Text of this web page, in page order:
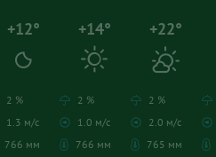
+12°
2 %
1.3 м/с
766 мм
+14°
2 %
1.0 м/с
766 мм
+22°
2 %
2.0 м/с
765 мм